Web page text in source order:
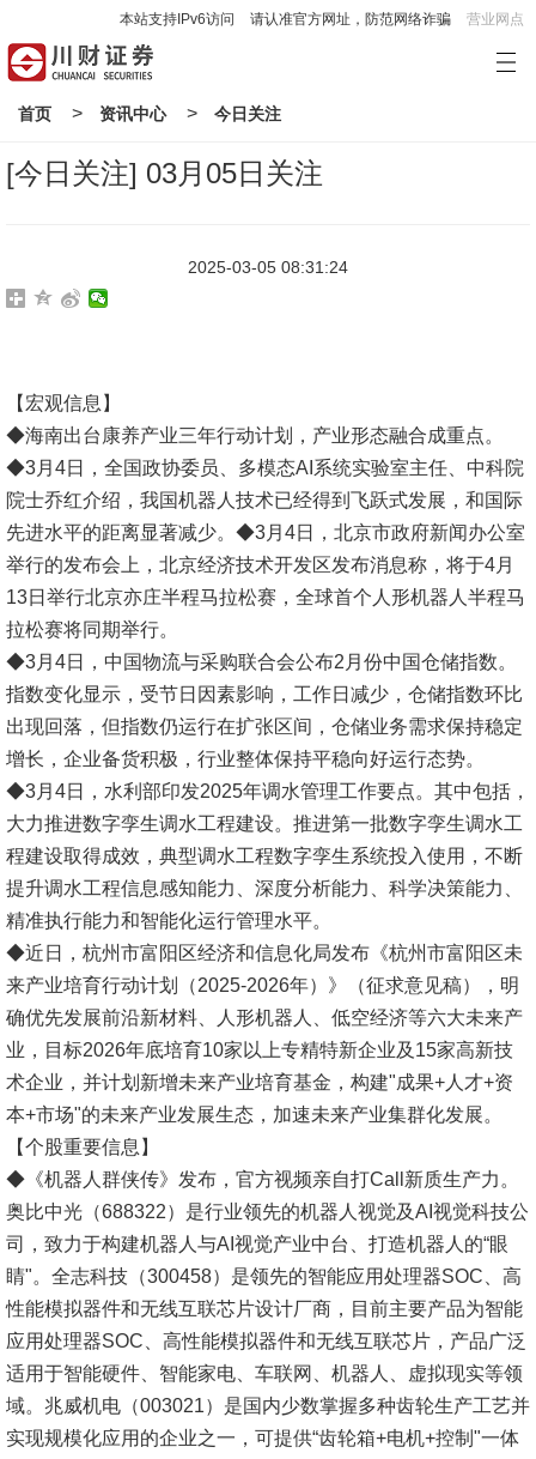
本站支持IPv6访问 请认准官方网址，防范网络诈骗 营业网点
首页 > 资讯中心 > 今日关注
[今日关注] 03月05日关注
2025-03-05 08:31:24
【宏观信息】
◆海南出台康养产业三年行动计划，产业形态融合成重点。
◆3月4日，全国政协委员、多模态AI系统实验室主任、中科院
院士乔红介绍，我国机器人技术已经得到飞跃式发展，和国际
先进水平的距离显著减少。◆3月4日，北京市政府新闻办公室
举行的发布会上，北京经济技术开发区发布消息称，将于4月
13日举行北京亦庄半程马拉松赛，全球首个人形机器人半程马
拉松赛将同期举行。
◆3月4日，中国物流与采购联合会公布2月份中国仓储指数。
指数变化显示，受节日因素影响，工作日减少，仓储指数环比
出现回落，但指数仍运行在扩张区间，仓储业务需求保持稳定
增长，企业备货积极，行业整体保持平稳向好运行态势。
◆3月4日，水利部印发2025年调水管理工作要点。其中包括，
大力推进数字孪生调水工程建设。推进第一批数字孪生调水工
程建设取得成效，典型调水工程数字孪生系统投入使用，不断
提升调水工程信息感知能力、深度分析能力、科学决策能力、
精准执行能力和智能化运行管理水平。
◆近日，杭州市富阳区经济和信息化局发布《杭州市富阳区未
来产业培育行动计划（2025-2026年）》（征求意见稿），明
确优先发展前沿新材料、人形机器人、低空经济等六大未来产
业，目标2026年底培育10家以上专精特新企业及15家高新技
术企业，并计划新增未来产业培育基金，构建"成果+人才+资
本+市场"的未来产业发展生态，加速未来产业集群化发展。
【个股重要信息】
◆《机器人群侠传》发布，官方视频亲自打Call新质生产力。
奥比中光（688322）是行业领先的机器人视觉及AI视觉科技公
司，致力于构建机器人与AI视觉产业中台、打造机器人的“眼
睛"。全志科技（300458）是领先的智能应用处理器SOC、高
性能模拟器件和无线互联芯片设计厂商，目前主要产品为智能
应用处理器SOC、高性能模拟器件和无线互联芯片，产品广泛
适用于智能硬件、智能家电、车联网、机器人、虚拟现实等领
域。兆威机电（003021）是国内少数掌握多种齿轮生产工艺并
实现规模化应用的企业之一，可提供“齿轮箱+电机+控制"一体